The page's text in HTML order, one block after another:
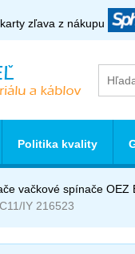
zľava z nákupu
vačkové spínače OEZ
IY 216523
Politika kvality